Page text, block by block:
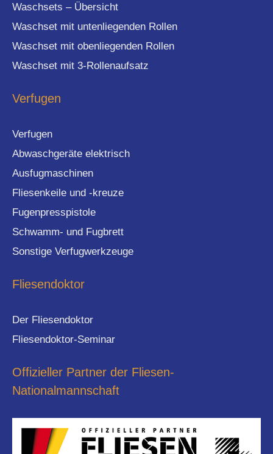
Waschsets – Übersicht
Waschset mit untenliegenden Rollen
Waschset mit obenliegenden Rollen
Waschset mit 3-Rollenaufsatz
Verfugen
Verfugen
Abwaschgeräte elektrisch
Ausfugmaschinen
Fliesenkeile und -kreuze
Fugenpresspistole
Schwamm- und Fugbrett
Sonstige Verfugwerkzeuge
Fliesendoktor
Der Fliesendoktor
Fliesendoktor-Seminar
Offizieller Partner der Fliesen-
Nationalmannschaft